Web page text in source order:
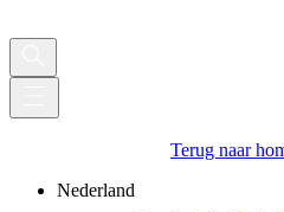
Terug naar
Nederland